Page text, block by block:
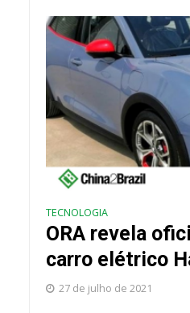
TECNOLOGIA
ORA revela
carro elétrico
27 de julho de 2021